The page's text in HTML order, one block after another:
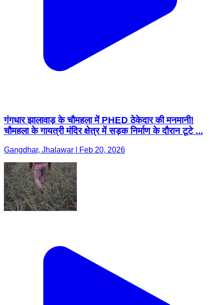
गंगधार झालावाड़ के चौमहला में PHED ठेकेदार की मनमानी! ​
चौमहला के गायत्री मंदिर क्षेत्र में सड़क निर्माण के दौरान टूटे ...
Gangdhar, Jhalawar | Feb 20, 2026